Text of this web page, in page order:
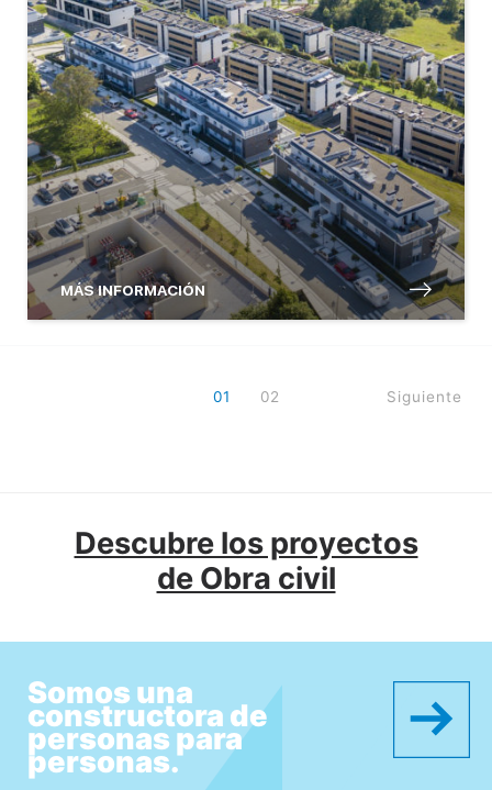
MÁS INFORMACIÓN
01 02 Siguiente
Descubre los proyectos
de Obra civil
Somos una
constructora de
personas para
personas.